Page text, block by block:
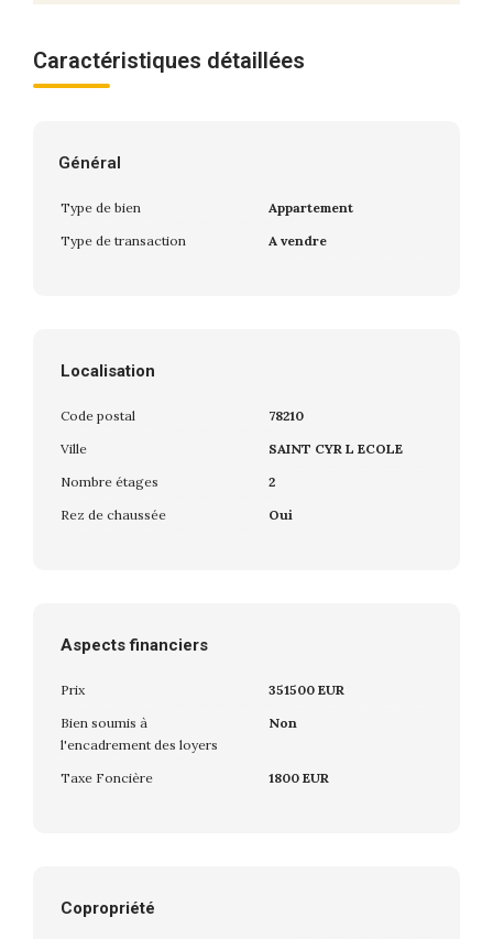
Caractéristiques détaillées
Général
Type de bien
Appartement
Type de transaction
A vendre
Localisation
Code postal
78210
Ville
SAINT CYR L ECOLE
Nombre étages
2
Rez de chaussée
Oui
Aspects financiers
Prix
351500 EUR
Bien soumis à
l'encadrement des loyers
Non
Taxe Foncière 1800 EUR
Copropriété